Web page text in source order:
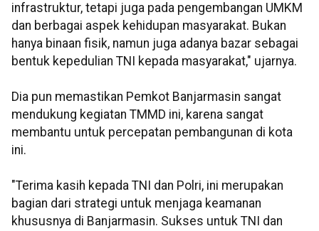
infrastruktur, tetapi juga pada pengembangan UMKM
dan berbagai aspek kehidupan masyarakat. Bukan
hanya binaan fisik, namun juga adanya bazar sebagai
bentuk kepedulian TNI kepada masyarakat," ujarnya.
Dia pun memastikan Pemkot Banjarmasin sangat
mendukung kegiatan TMMD ini, karena sangat
membantu untuk percepatan pembangunan di kota
ini.
"Terima kasih kepada TNI dan Polri, ini merupakan
bagian dari strategi untuk menjaga keamanan
khususnya di Banjarmasin. Sukses untuk TNI dan